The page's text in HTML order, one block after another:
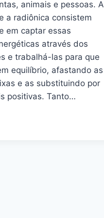
animais e pessoas. A
a radiônica consistem
em captar essas
através dos
e trabalhá-las para que
equilíbrio, afastando as
e as substituindo por
positivas. Tanto…